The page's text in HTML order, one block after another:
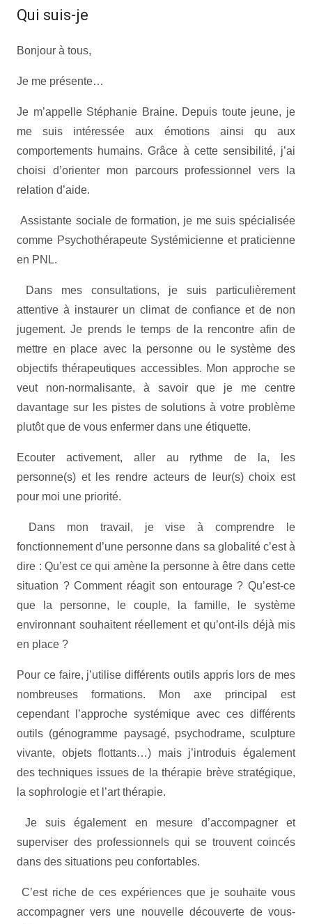
Qui suis-je
Bonjour à tous,
Je me présente…
Je m’appelle Stéphanie Braine. Depuis toute jeune, je
me suis intéressée aux émotions ainsi qu aux
comportements humains. Grâce à cette sensibilité, j’ai
choisi d’orienter mon parcours professionnel vers la
relation d’aide.
Assistante sociale de formation, je me suis spécialisée
comme Psychothérapeute Systémicienne et praticienne
en PNL.
Dans mes consultations, je suis particulièrement
attentive à instaurer un climat de confiance et de non
jugement. Je prends le temps de la rencontre afin de
mettre en place avec la personne ou le système des
objectifs thérapeutiques accessibles. Mon approche se
veut non-normalisante, à savoir que je me centre
davantage sur les pistes de solutions à votre problème
plutôt que de vous enfermer dans une étiquette.
Ecouter activement, aller au rythme de la, les
personne(s) et les rendre acteurs de leur(s) choix est
pour moi une priorité.
Dans mon travail, je vise à comprendre le
fonctionnement d’une personne dans sa globalité c’est à
dire : Qu’est ce qui amène la personne à être dans cette
situation ? Comment réagit son entourage ? Qu’est-ce
que la personne, le couple, la famille, le système
environnant souhaitent réellement et qu’ont-ils déjà mis
en place ?
Pour ce faire, j’utilise différents outils appris lors de mes
nombreuses formations. Mon axe principal est
cependant l’approche systémique avec ces différents
outils (génogramme paysagé, psychodrame, sculpture
vivante, objets flottants…) mais j’introduis également
des techniques issues de la thérapie brève stratégique,
la sophrologie et l’art thérapie.
Je suis également en mesure d’accompagner et
superviser des professionnels qui se trouvent coincés
dans des situations peu confortables.
C’est riche de ces expériences que je souhaite vous
accompagner vers une nouvelle découverte de vous-